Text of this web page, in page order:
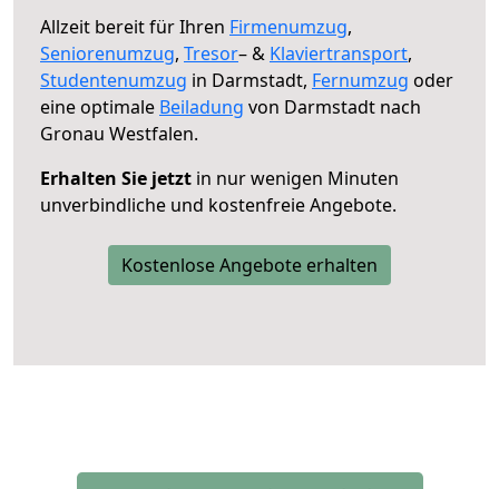
Allzeit bereit für Ihren Firmenumzug,
Seniorenumzug, Tresor– & Klaviertransport,
Studentenumzug in Darmstadt, Fernumzug oder
eine optimale Beiladung von Darmstadt nach
Gronau Westfalen.
Erhalten Sie jetzt in nur wenigen Minuten
unverbindliche und kostenfreie Angebote.
Kostenlose Angebote erhalten